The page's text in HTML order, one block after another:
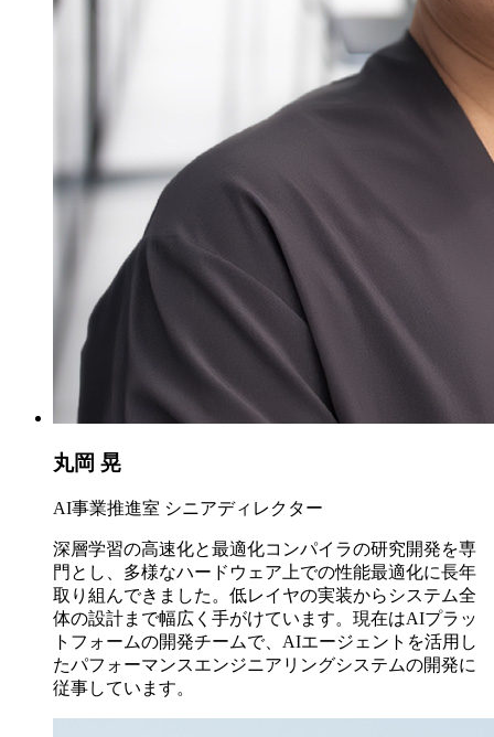
丸岡 晃
AI事業推進室 シニアディレクター
深層学習の高速化と最適化コンパイラの研究開発を専
門とし、多様なハードウェア上での性能最適化に長年
取り組んできました。低レイヤの実装からシステム全
体の設計まで幅広く手がけています。現在はAIプラッ
トフォームの開発チームで、AIエージェントを活用し
たパフォーマンスエンジニアリングシステムの開発に
従事しています。